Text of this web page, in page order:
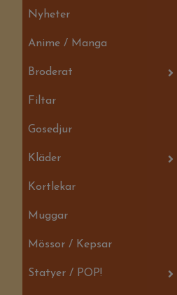
Nyheter
Anime / Manga
Broderat
Filtar
Gosedjur
Kläder
Kortlekar
Muggar
Mössor / Kepsar
Statyer / POP!